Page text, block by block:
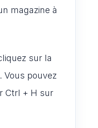
magazine à
sur la
Vous pouvez
Ctrl + H sur